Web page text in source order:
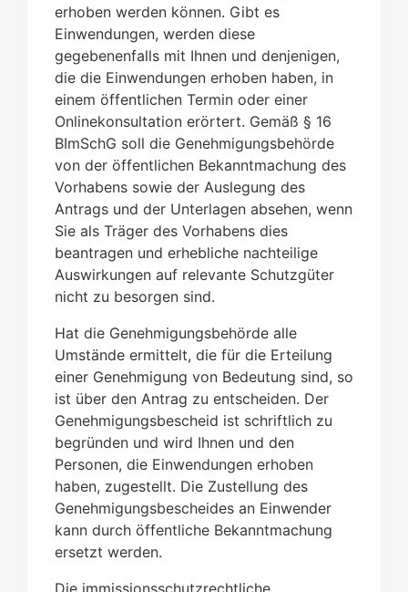
erhoben werden können. Gibt es
Einwendungen, werden diese
gegebenenfalls mit Ihnen und denjenigen,
die die Einwendungen erhoben haben, in
einem öffentlichen Termin oder einer
Onlinekonsultation erörtert. Gemäß § 16
BImSchG soll die Genehmigungsbehörde
von der öffentlichen Bekanntmachung des
Vorhabens sowie der Auslegung des
Antrags und der Unterlagen absehen, wenn
Sie als Träger des Vorhabens dies
beantragen und erhebliche nachteilige
Auswirkungen auf relevante Schutzgüter
nicht zu besorgen sind.
Hat die Genehmigungsbehörde alle
Umstände ermittelt, die für die Erteilung
einer Genehmigung von Bedeutung sind, so
ist über den Antrag zu entscheiden. Der
Genehmigungsbescheid ist schriftlich zu
begründen und wird Ihnen und den
Personen, die Einwendungen erhoben
haben, zugestellt. Die Zustellung des
Genehmigungsbescheides an Einwender
kann durch öffentliche Bekanntmachung
ersetzt werden.
Die immissionsschutzrechtliche